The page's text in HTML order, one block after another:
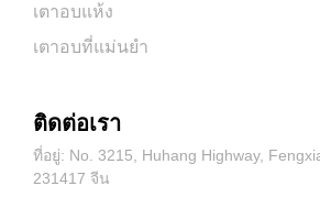
เตาอบแห้ง
เตาอบที่แม่นยำ
ติดต่อเรา
ที่อยู่: No. 3215, Huhang Highway,
231417 จีน